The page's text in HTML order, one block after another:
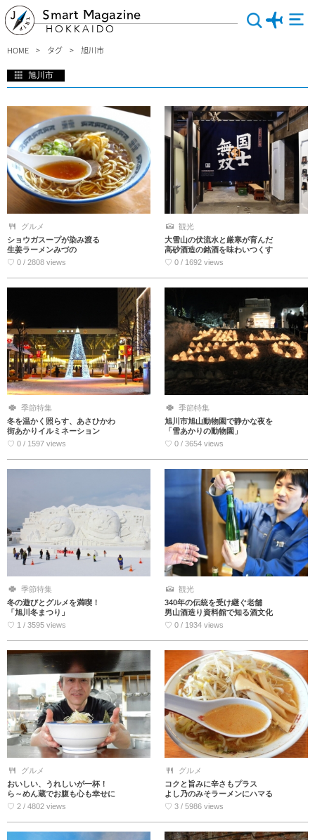
Smart Magazine
HOKKAIDO
HOME タグ 旭川市
旭川市
ず“絵”にしたくなるような美しい景色が広がっているのはもちろん、絶品グルメや
芸術の世界を味わうことのできる観光スポットなど、友人との観光やデートにはピ
ッタリな場所ばかり。「どこへ行こうか」と迷ったら、是非！旭川市へ足を運んで
みてください。
グルメ
ショウガスープが染み渡る
生姜ラーメンみづの
♡ 0 / 2808 views
観光
大雪山の伏流水と厳寒が育んだ
高砂酒造の銘酒を味わいつくす
♡ 0 / 1692 views
季節特集
冬を温かく照らす、あさひかわ
街あかりイルミネーション
♡ 0 / 1597 views
季節特集
旭川市旭山動物園で静かな夜を
「雪あかりの動物園」
♡ 0 / 3654 views
季節特集
冬の遊びとグルメを満喫！
「旭川冬まつり」
♡ 1 / 3595 views
観光
340年の伝統を受け継ぐ老舗
男山酒造り資料館で知る酒文化
♡ 0 / 1934 views
グルメ
おいしい、うれしいが一杯！
ら～めん蔵でお腹も心も幸せに
♡ 2 / 4802 views
グルメ
コクと旨みに辛さもプラス
よし乃のみそラーメンにハマる
♡ 3 / 5986 views